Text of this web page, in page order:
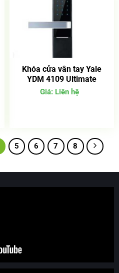
Khóa cửa vân tay Yale
YDM 4109 Ultimate
Giá: Liên hệ
5 6 7 8